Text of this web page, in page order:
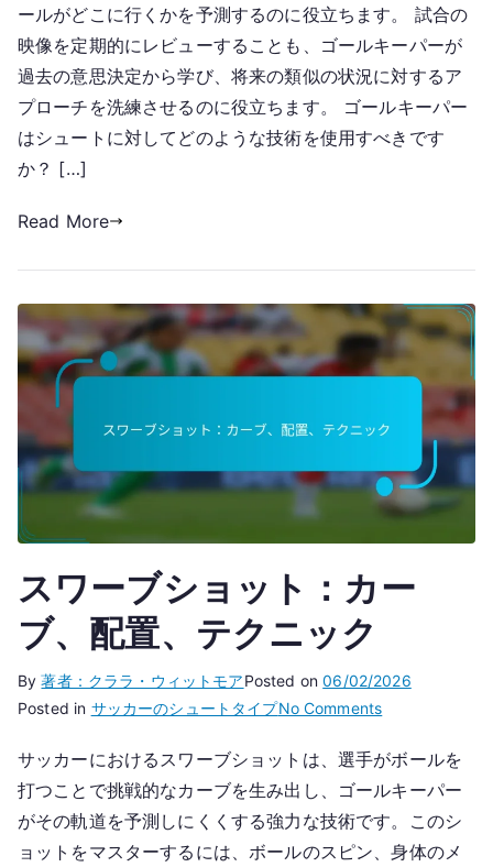
ールがどこに行くかを予測するのに役立ちます。 試合の
映像を定期的にレビューすることも、ゴールキーパーが
過去の意思決定から学び、将来の類似の状況に対するア
プローチを洗練させるのに役立ちます。 ゴールキーパー
はシュートに対してどのような技術を使用すべきです
か？ […]
Read More
スワーブショット：カー
ブ、配置、テクニック
By著者：クララ・ウィットモアPosted on06/02/2026
Posted in サッカーのシュートタイプNo Commentson
ワ
ー
ブ
シ
サッカーにおけるスワーブショットは、選手がボールを
打つことで挑戦的なカーブを生み出し、ゴールキーパー
がその軌道を予測しにくくする強力な技術です。このシ
ョットをマスターするには、ボールのスピン、身体のメ